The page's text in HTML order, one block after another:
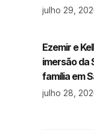
julho 29,
Ezemir e
imersão da
família em
julho 28,